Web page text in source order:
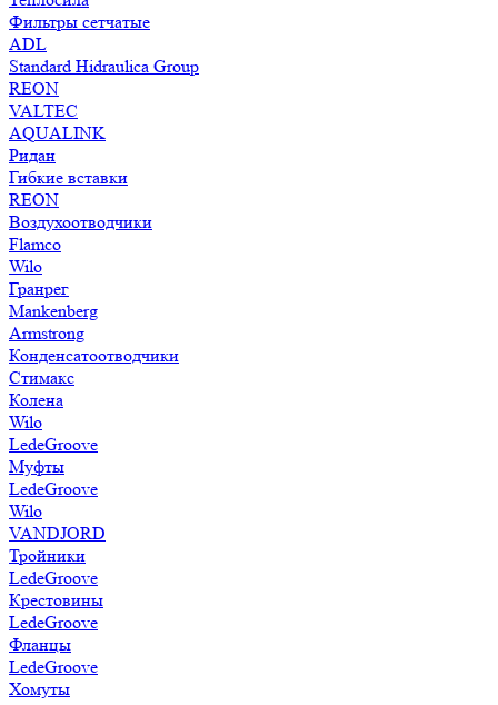
Фильтры сетчатые
ADL
Standard Hidraulica Group
REON
VALTEC
AQUALINK
Ридан
Гибкие вставки
REON
Воздухоотводчики
Flamco
Wilo
Гранрег
Mankenberg
Armstrong
Конденсатоотводчики
Стимакс
Колена
Wilo
LedeGroove
Муфты
LedeGroove
Wilo
VANDJORD
Тройники
LedeGroove
Крестовины
LedeGroove
Фланцы
LedeGroove
Хомуты